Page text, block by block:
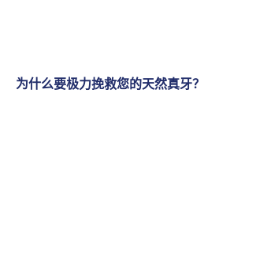
为什么要极力挽救您的天然真牙？